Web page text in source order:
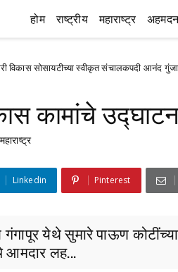
होम राष्ट्रीय महाराष्ट्र
स्वीकृत संचालकपदी आनंद गुंजाळ यांची
कामांचे
महाराष्ट्र
Linkedin Pinterest
येथे सुमारे पाऊण
आमदार लह...